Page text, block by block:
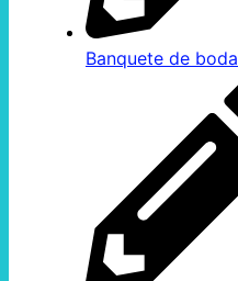
Banquete de boda